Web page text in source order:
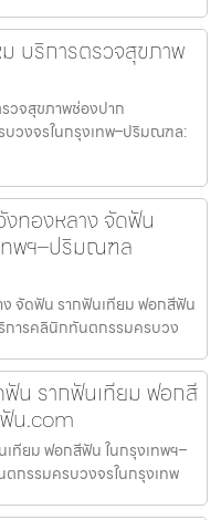
บริการตรวจสุขภาพ
วจสุขภาพช่องปาก
วงจรในกรุงเทพ–ปริมณฑล:
ทองหลาง จัดฟัน
ทพฯ–ปริมณฑล
จัดฟัน รากฟันเทียม ฟอกสีฟัน
ารคลินิกทันตกรรมครบวง
น รากฟันเทียม ฟอกสี
น.com
ยม ฟอกสีฟัน ในกรุงเทพฯ–
รรมครบวงจรในกรุงเทพ